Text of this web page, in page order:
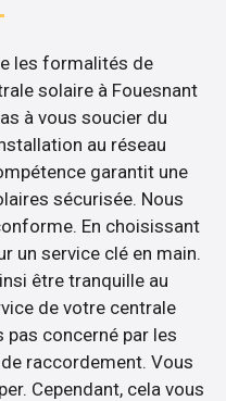
les formalités de
solaire à Fouesnant
à vous soucier du
au réseau
garantit une
sécurisée. Nous
En choisissant
un service clé en main.
être tranquille au
de votre centrale
pas concerné par les
raccordement. Vous
Cependant, cela vous